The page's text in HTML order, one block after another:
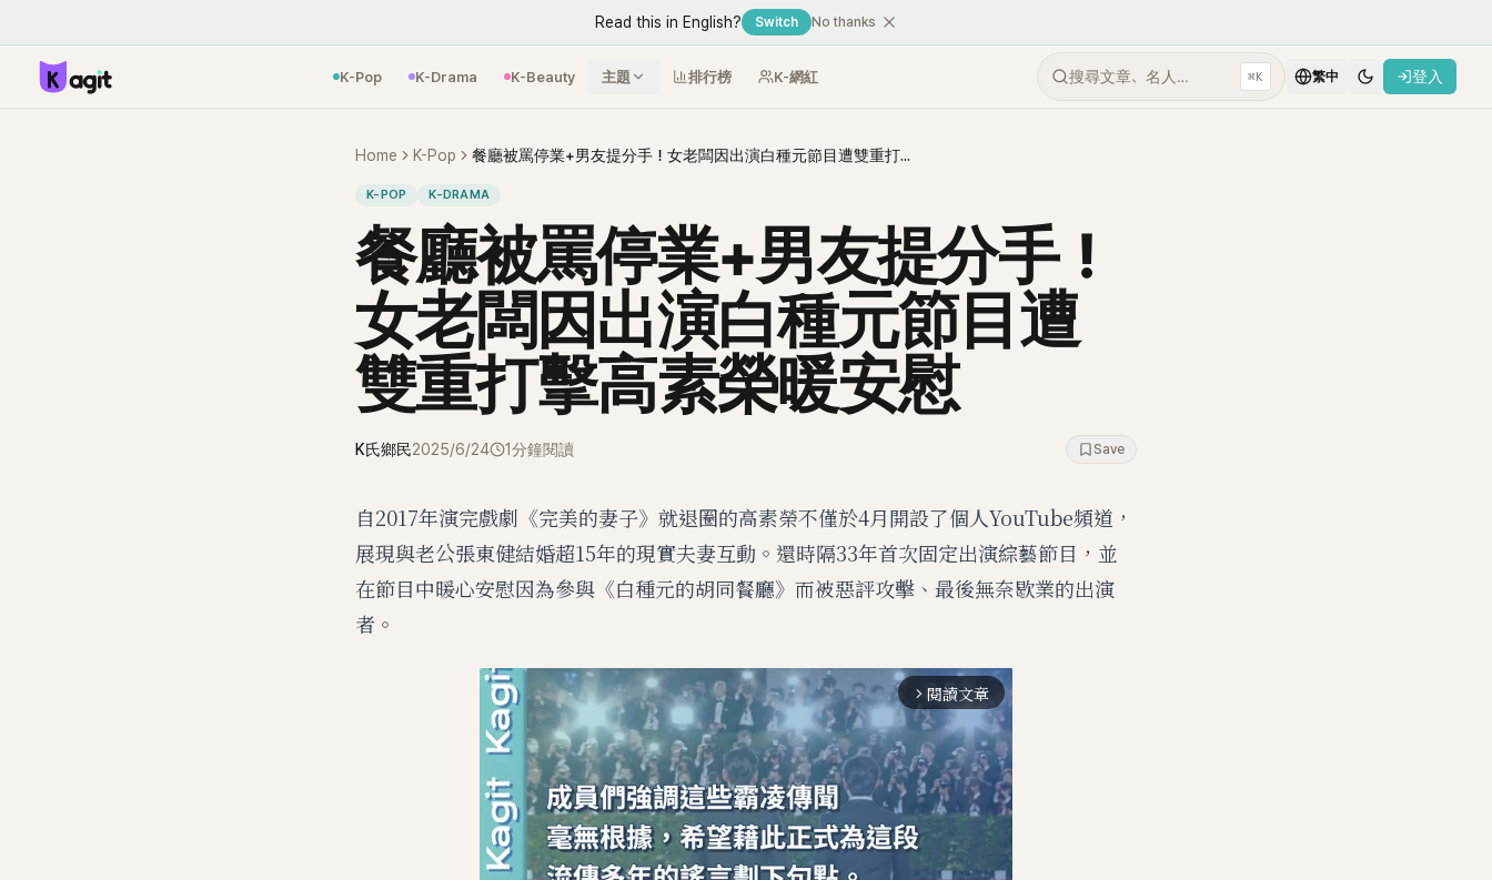
Read this in English? Switch No thanks
K-Pop K-Drama K-Beauty 主題 排行榜 K-網紅 搜尋文章、名人… ⌘K 繁中 登入
Home K-Pop 餐廳被罵停業+男友提分手！女老闆因出演白種元節目遭雙重打擊高素榮暖安慰
K-POP K-DRAMA
餐廳被罵停業+男友提分手！
女老闆因出演白種元節目遭
雙重打擊高素榮暖安慰
K氏鄉民2025/6/24 1分鐘閱讀 Save
自2017年演完戲劇《完美的妻子》就退圈的高素榮不僅於4月開設了個人YouTube頻道，
展現與老公張東健結婚超15年的現實夫妻互動。還時隔33年首次固定出演綜藝節目，並
在節目中暖心安慰因為參與《白種元的胡同餐廳》而被惡評攻擊、最後無奈歇業的出演
者。
arrow_forward_ios 閱讀文章